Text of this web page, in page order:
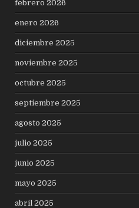
febrero 2026
enero 2026
diciembre 2025
noviembre 2025
octubre 2025
septiembre 2025
agosto 2025
julio 2025
junio 2025
mayo 2025
abril 2025